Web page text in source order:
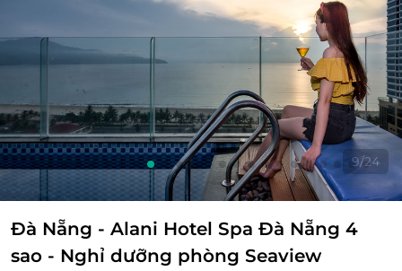
9/24
Đà Nẵng - Alani Hotel Spa Đà Nẵng 4
sao - Nghỉ dưỡng phòng Seaview